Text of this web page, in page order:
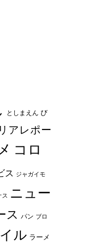
としまえん び
アレポー
コロ
ス ジャガイモ
ス ニュー
ス パン ブロ
ル ラーメ